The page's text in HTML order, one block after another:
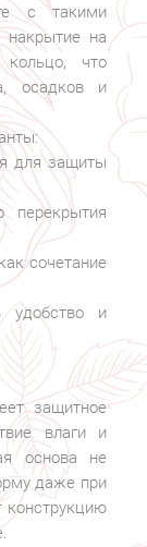
с такими
на
что
осадков и
для защиты
перекрытия
сочетание
удобство и
защитное
влаги и
основа не
даже при
конструкцию